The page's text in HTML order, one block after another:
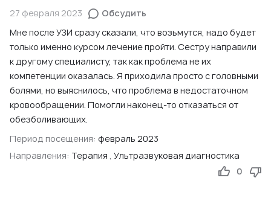
27 февраля 2023
Обсудить
Мне после УЗИ сразу сказали, что возьмутся, надо будет
только именно курсом лечение пройти. Сестру направили
к другому специалисту, так как проблема не их
компетенции оказалась. Я приходила просто с головными
болями, но выяснилось, что проблема в недостаточном
кровообращении. Помогли наконец-то отказаться от
обезболивающих.
Период посещения: февраль 2023
Направления: Терапия , Ультразвуковая диагностика
0